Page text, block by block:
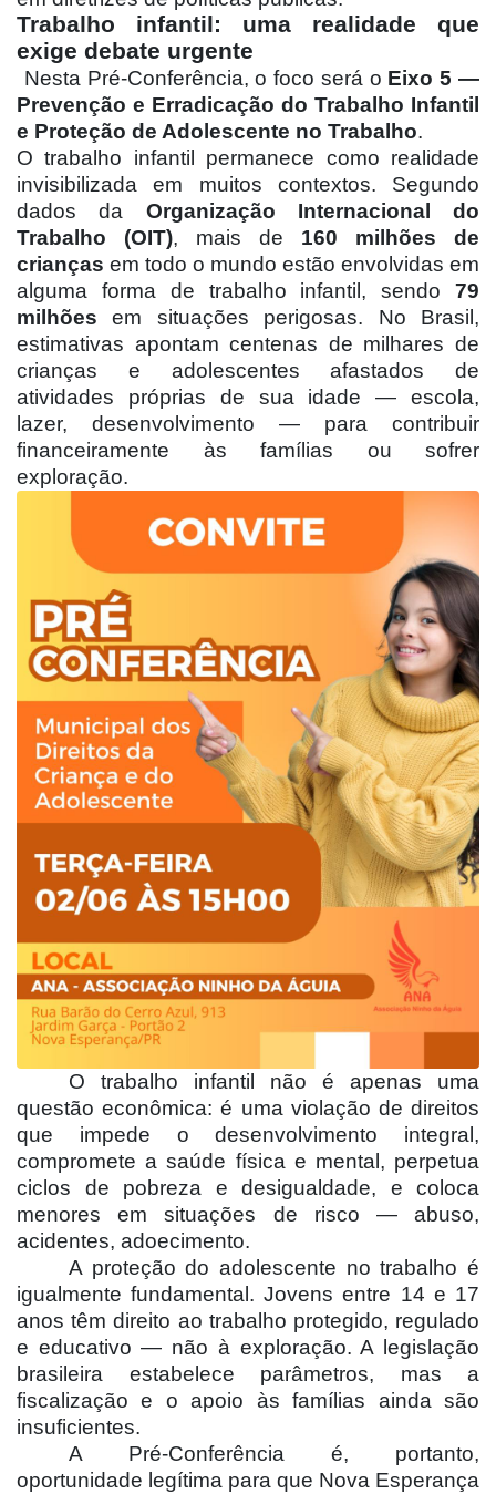
Trabalho infantil: uma realidade que
exige debate urgente
Nesta Pré-Conferência, o foco será o Eixo 5 —
Prevenção e Erradicação do Trabalho Infantil
e Proteção de Adolescente no Trabalho.
O trabalho infantil permanece como realidade
invisibilizada em muitos contextos. Segundo
dados da Organização Internacional do
Trabalho (OIT), mais de 160 milhões de
crianças em todo o mundo estão envolvidas em
alguma forma de trabalho infantil, sendo 79
milhões em situações perigosas. No Brasil,
estimativas apontam centenas de milhares de
crianças e adolescentes afastados de
atividades próprias de sua idade — escola,
lazer, desenvolvimento — para contribuir
financeiramente às famílias ou sofrer
exploração.
O trabalho infantil não é apenas uma
questão econômica: é uma violação de direitos
que impede o desenvolvimento integral,
compromete a saúde física e mental, perpetua
ciclos de pobreza e desigualdade, e coloca
menores em situações de risco — abuso,
acidentes, adoecimento.
A proteção do adolescente no trabalho é
igualmente fundamental. Jovens entre 14 e 17
anos têm direito ao trabalho protegido, regulado
e educativo — não à exploração. A legislação
brasileira estabelece parâmetros, mas a
fiscalização e o apoio às famílias ainda são
insuficientes.
A Pré-Conferência é, portanto,
oportunidade legítima para que Nova Esperança